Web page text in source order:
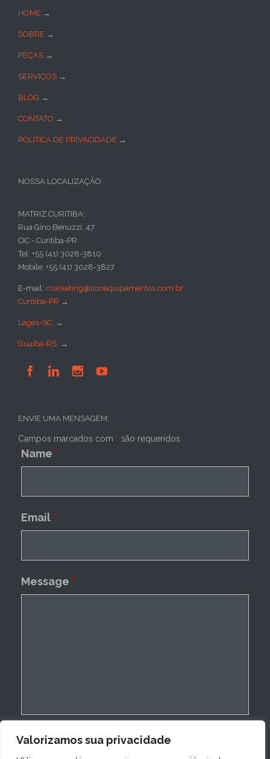
Valorizamos sua privacidade
HOME →
SOBRE →
PEÇAS →
SERVIÇOS →
BLOG →
CONTATO →
POLÍTICA DE PRIVACIDADE →
NOSSA LOCALIZAÇÃO:
MATRIZ CURITIBA:
Rua Gino Benuzzi, 47
CIC - Curitiba-PR
Tel: +55 (41) 3028-3810
Mobile: +55 (41) 3028-3827
E-mail: marketing@lionequipamentos.com.br
Curitiba-PR →
Lages-SC: →
Guaíba-RS: →
   
ENVIE UMA MENSAGEM:
Campos marcados com * são requeridos
Name *
Email *
Message *